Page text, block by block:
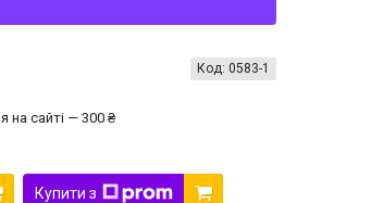
на сайті — 300 ₴
Код: 0583-1
Купити з